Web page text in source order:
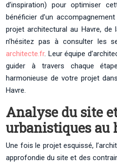
d’inspiration) pour optimiser
bénéficier d’un
projet architectural au Havre, de
n’hésitez pas à consulter les
architecte.fr. Leur équipe
guider à travers chaque
harmonieuse de votre projet
Havre.
Analyse du site
urbanistiques au
Une fois le projet esquissé,
approfondie du site et des